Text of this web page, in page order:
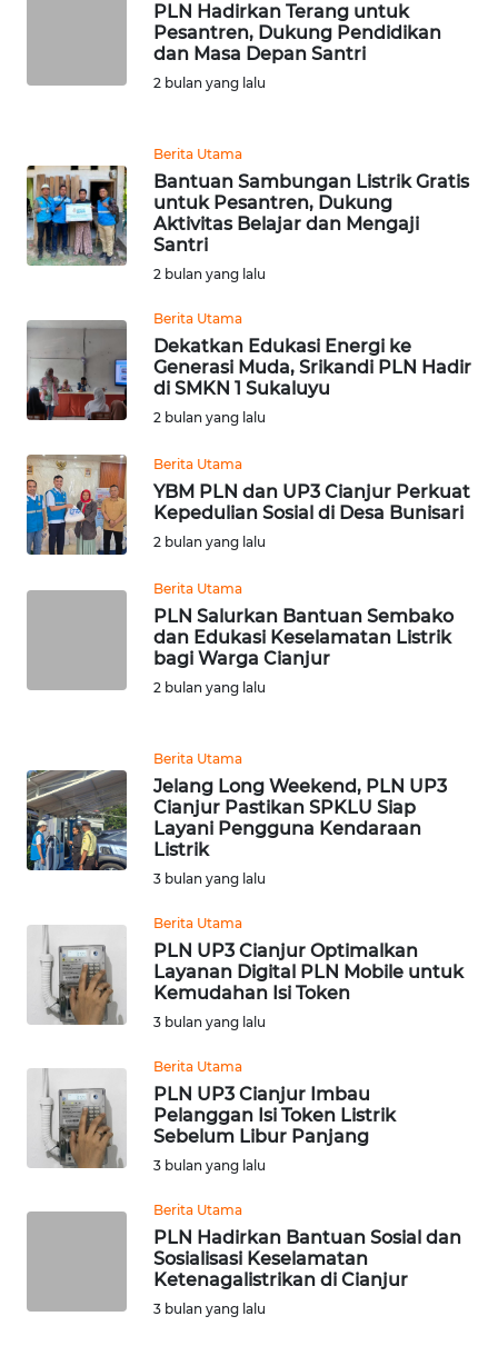
PLN Hadirkan Terang untuk
Pesantren, Dukung Pendidikan
dan Masa Depan Santri
2 bulan yang lalu
Berita Utama
Bantuan Sambungan Listrik Gratis
untuk Pesantren, Dukung
Aktivitas Belajar dan Mengaji
Santri
2 bulan yang lalu
Berita Utama
Dekatkan Edukasi Energi ke
Generasi Muda, Srikandi PLN Hadir
di SMKN 1 Sukaluyu
2 bulan yang lalu
Berita Utama
YBM PLN dan UP3 Cianjur Perkuat
Kepedulian Sosial di Desa Bunisari
2 bulan yang lalu
Berita Utama
PLN Salurkan Bantuan Sembako
dan Edukasi Keselamatan Listrik
bagi Warga Cianjur
2 bulan yang lalu
Berita Utama
Jelang Long Weekend, PLN UP3
Cianjur Pastikan SPKLU Siap
Layani Pengguna Kendaraan
Listrik
3 bulan yang lalu
Berita Utama
PLN UP3 Cianjur Optimalkan
Layanan Digital PLN Mobile untuk
Kemudahan Isi Token
3 bulan yang lalu
Berita Utama
PLN UP3 Cianjur Imbau
Pelanggan Isi Token Listrik
Sebelum Libur Panjang
3 bulan yang lalu
Berita Utama
PLN Hadirkan Bantuan Sosial dan
Sosialisasi Keselamatan
Ketenagalistrikan di Cianjur
3 bulan yang lalu
NTB
SULTENG
WN
SULBAR
BABEL
WN
SUMBAR
WN
SUMSEL
WN
WN
NUSANTARA
WN
JATIM
BALI
WN
KALBAR
WN